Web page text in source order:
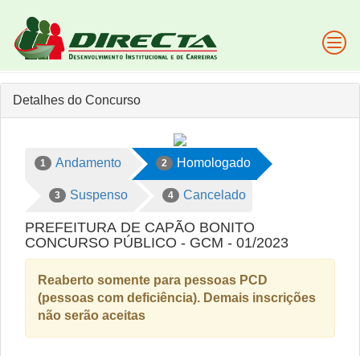
Detalhes do Concurso
1 Andamento 2 Homologado
3 Suspenso 4 Cancelado
PREFEITURA DE CAPÃO BONITO
CONCURSO PÚBLICO - GCM - 01/2023
Reaberto somente para pessoas PCD
(pessoas com deficiência). Demais inscrições
não serão aceitas